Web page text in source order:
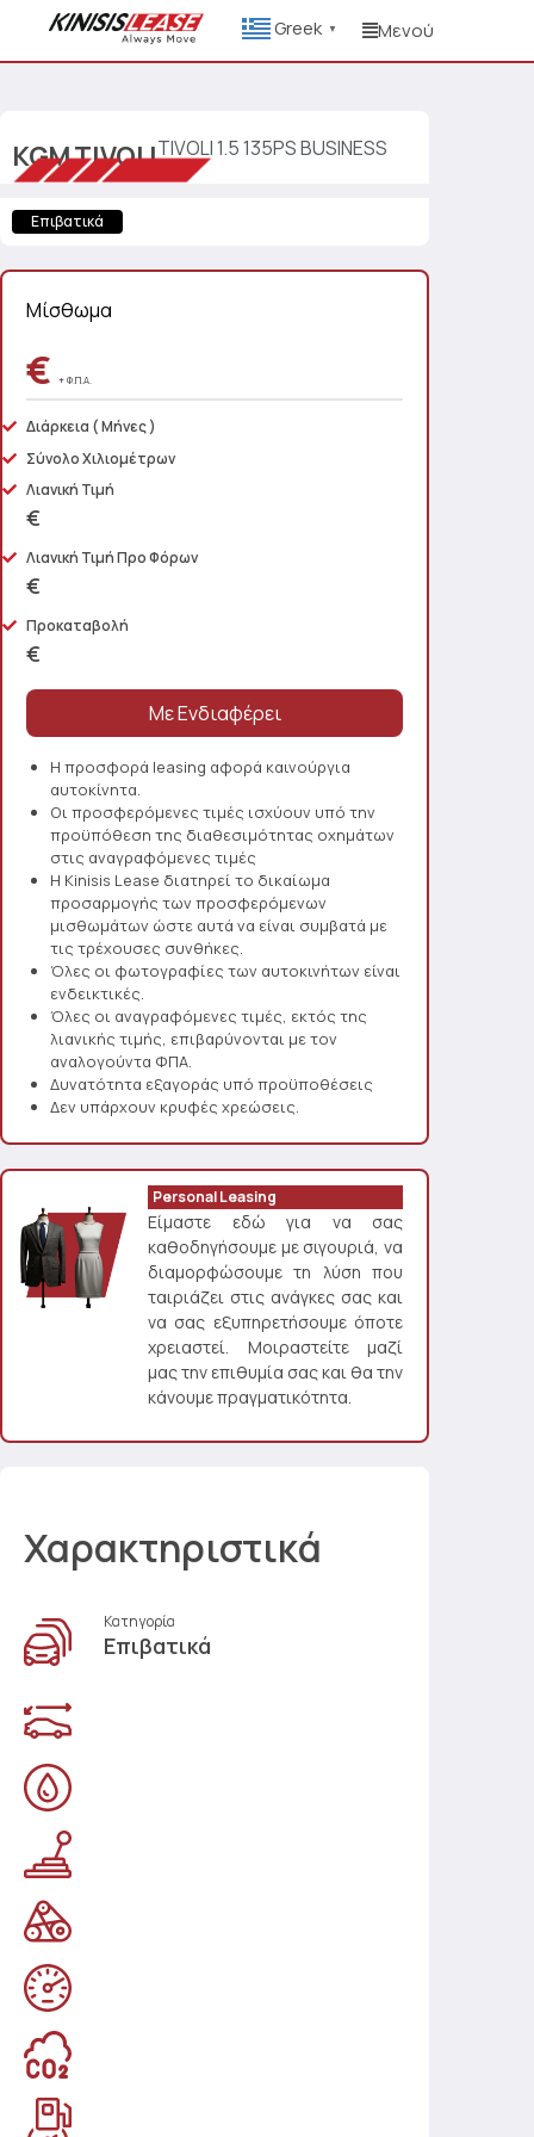
Greek ▼ Μενού
KGMTIVOLITIVOLI 1.5 135PS BUSINESS
Επιβατικά
Μίσθωμα
€ + Φ.Π.Α.
Διάρκεια ( Μήνες )
Σύνολο Χιλιομέτρων
Λιανική Τιμή
€
Λιανική Τιμή Προ Φόρων
€
Προκαταβολή
€
Η προσφορά leasing αφορά καινούργια
αυτοκίνητα.
Οι προσφερόμενες τιμές ισχύουν υπό την
προϋπόθεση της διαθεσιμότητας οχημάτων
στις αναγραφόμενες τιμές
Η Kinisis Lease διατηρεί το δικαίωμα
προσαρμογής των προσφερόμενων
μισθωμάτων ώστε αυτά να είναι συμβατά με
τις τρέχουσες συνθήκες.
Όλες οι φωτογραφίες των αυτοκινήτων είναι
ενδεικτικές.
Όλες οι αναγραφόμενες τιμές, εκτός της
λιανικής τιμής, επιβαρύνονται με τον
αναλογούντα ΦΠΑ.
Δυνατότητα εξαγοράς υπό προϋποθέσεις
Δεν υπάρχουν κρυφές χρεώσεις.
Personal Leasing
Είμαστε εδώ για να σας
καθοδηγήσουμε με σιγουριά, να
διαμορφώσουμε τη λύση που
ταιριάζει στις ανάγκες σας και
να σας εξυπηρετήσουμε όποτε
χρειαστεί. Μοιραστείτε μαζί
μας την επιθυμία σας και θα την
κάνουμε πραγματικότητα.
Χαρακτηριστικά
Κατηγορία
Επιβατικά